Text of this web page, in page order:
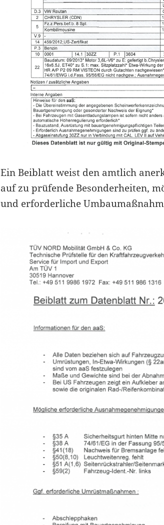
Ein Beiblatt weist den amtlich
auf zu prüfende Besonderheiten,
und erforderliche